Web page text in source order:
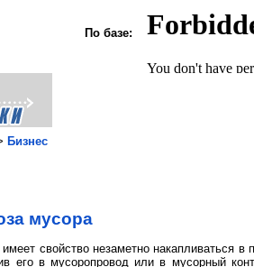
По базе:
Бизнес
мусора
свойство незаметно накапливаться
его в мусоропровод или в мусорный